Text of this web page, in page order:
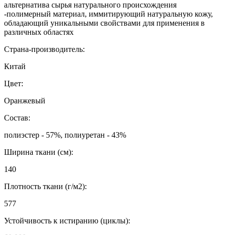
альтернатива сырья натурального происхождения
-полимерный материал, иммитирующий натуральную кожу,
обладающий уникальными свойствами для применения в
различных областях
Страна-производитель:
Китай
Цвет:
Оранжевый
Состав:
полиэстер - 57%, полиуретан - 43%
Ширина ткани (см):
140
Плотность ткани (г/м2):
577
Устойчивость к истиранию (циклы):